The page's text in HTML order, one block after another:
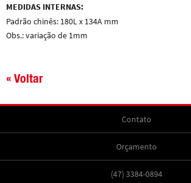
MEDIDAS INTERNAS:
Padrão chinês: 180L x 134A mm
Obs.: variação de 1mm
« Voltar
Contato
Orçamento
(47) 3384-0894